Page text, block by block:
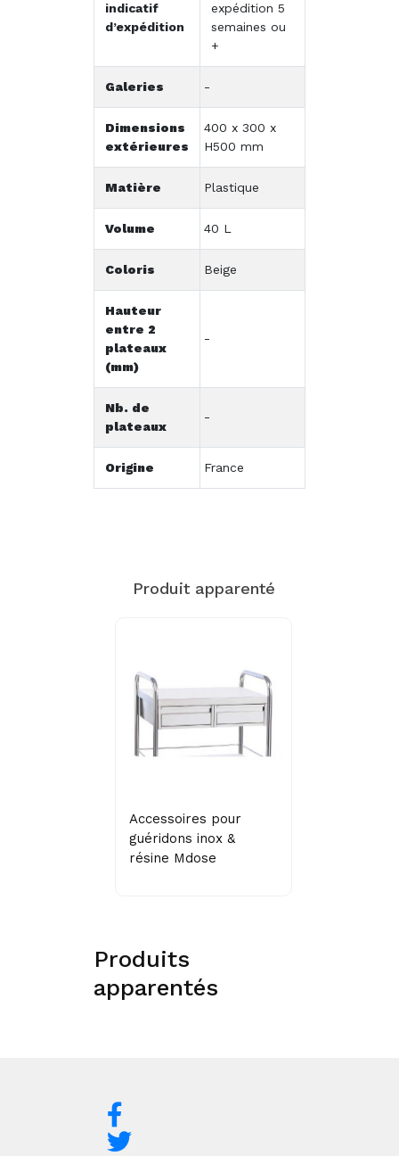
indicatif
d’expédition
expédition 5
semaines ou
+
Galeries -
Dimensions
extérieures
400 x 300 x
H500 mm
Matière Plastique
Volume 40 L
Coloris Beige
Hauteur
entre 2
plateaux
(mm)
-
Nb. de
plateaux
-
Origine France
Produit apparenté
Accessoires pour
guéridons inox &
résine Mdose
Produits
apparentés